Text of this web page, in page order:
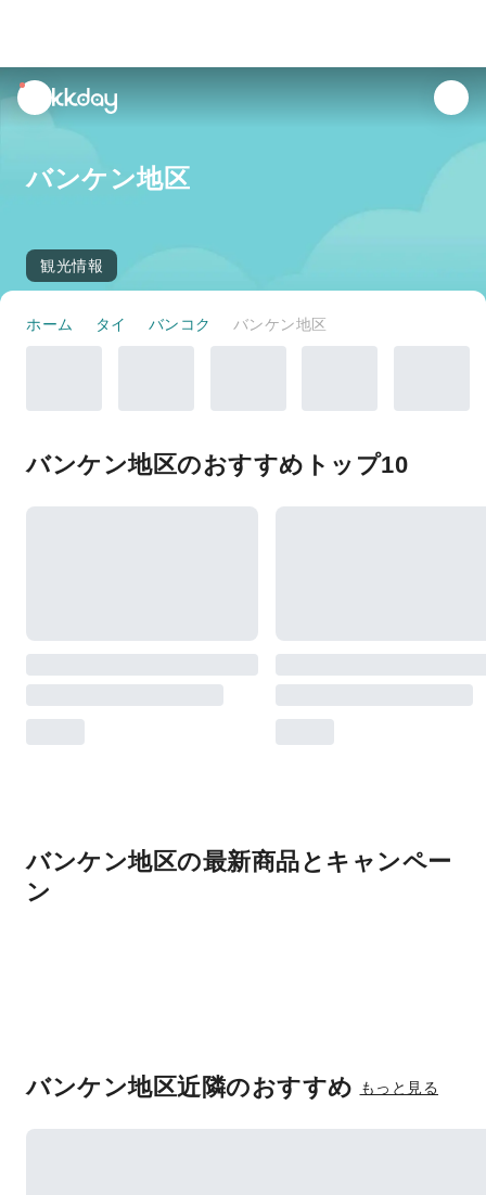
unread
notifications
バンケン地区
観光情報
ホーム タイ バンコク バンケン地区
バンケン地区のおすすめトップ10
バンケン地区の最新商品とキャンペー
ン
バンケン地区近隣のおすすめ もっと見る